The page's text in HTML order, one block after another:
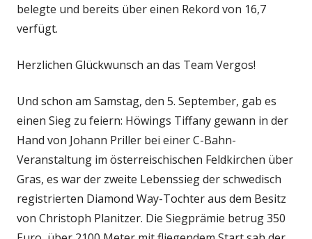
belegte und bereits über einen Rekord von 16,7
verfügt.
Herzlichen Glückwunsch an das Team Vergos!
Und schon am Samstag, den 5. September, gab es
einen Sieg zu feiern: Höwings Tiffany gewann in der
Hand von Johann Priller bei einer C-Bahn-
Veranstaltung im österreischischen Feldkirchen über
Gras, es war der zweite Lebenssieg der schwedisch
registrierten Diamond Way-Tochter aus dem Besitz
von Christoph Planitzer. Die Siegprämie betrug 350